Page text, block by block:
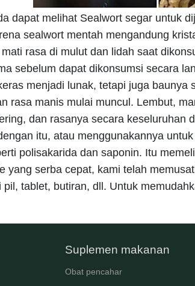
dapat melihat Sealwort segar untuk
sealwort mentah mengandung
rasa di mulut dan lidah saat
sebelum dapat dikonsumsi secara
menjadi lunak, tetapi juga
rasa manis mulai muncul. Lembut,
dan rasanya secara keseluruhan
itu, atau menggunakannya
polisakarida dan saponin. Itu
yang serba cepat, kami telah
pil, tablet, butiran, dll. Untuk
Suplemen makanan
Obat pencahar